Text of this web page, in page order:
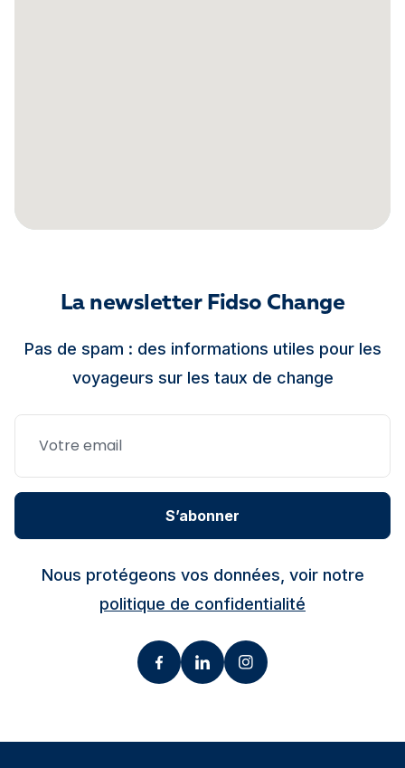
La newsletter Fidso Change
Pas de spam : des informations utiles pour les
voyageurs sur les taux de change
S’abonner
Nous protégeons vos données, voir notre
politique de confidentialité